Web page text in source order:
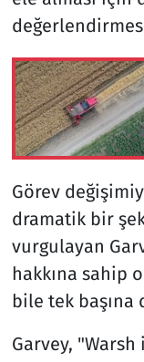
Görev
dramatik bir
vurgulayan
hakkına sahip
bile tek başına
Garvey,